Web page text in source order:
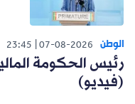
الوطن 07-08-2026
23:45
رئيس الحكومة
(فيديو)